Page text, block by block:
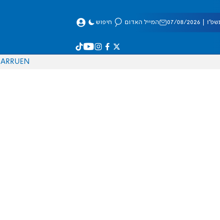
08/2026 המייל האדום חיפוש
EN
RU
AR